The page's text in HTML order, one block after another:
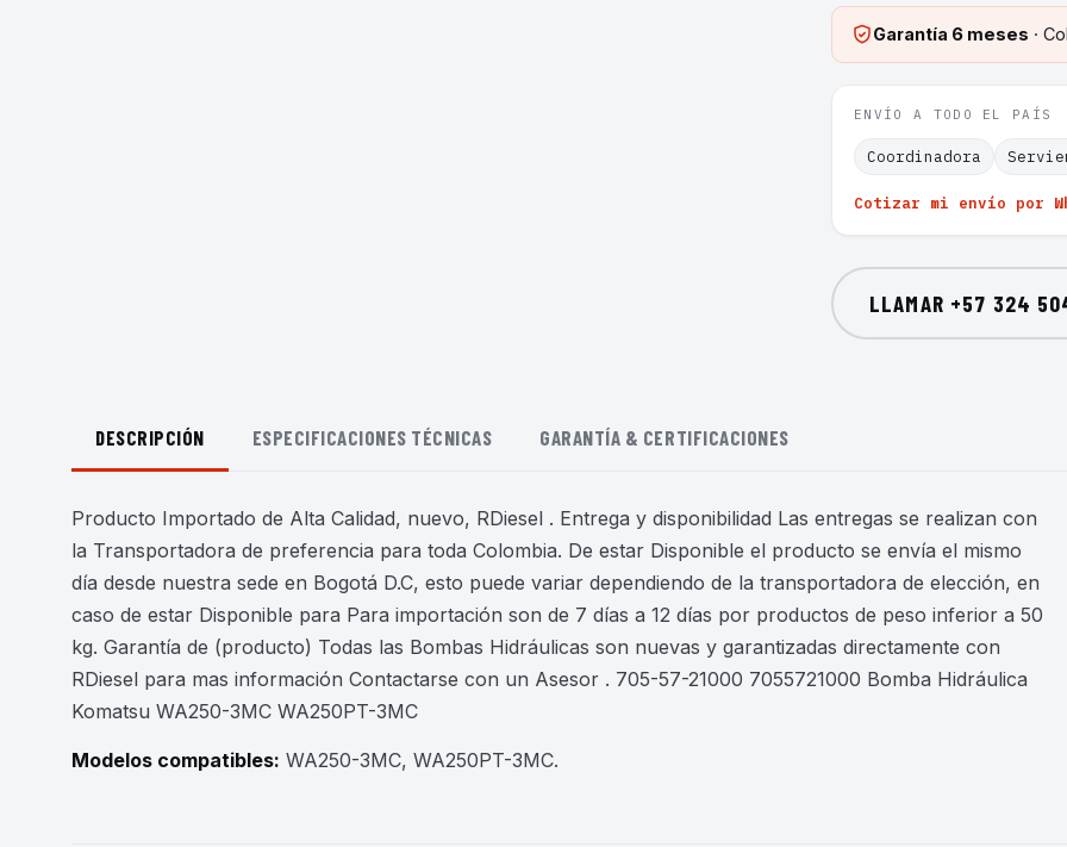
Garantía 6 meses ·
ENVÍO A TODO EL PAÍS
Coordinadora
Cotizar mi envío por
LLAMAR +57 324
DESCRIPCIÓN ESPECIFICACIONES TÉCNICAS GARANTÍA & CERTIFICACIONES
Producto Importado de Alta Calidad, nuevo, RDiesel . Entrega y disponibilidad Las entregas se realizan con
la Transportadora de preferencia para toda Colombia. De estar Disponible el producto se envía el mismo
día desde nuestra sede en Bogotá D.C, esto puede variar dependiendo de la transportadora de elección, en
caso de estar Disponible para Para importación son de 7 días a 12 días por productos de peso inferior a 50
kg. Garantía de (producto) Todas las Bombas Hidráulicas son nuevas y garantizadas directamente con
RDiesel para mas información Contactarse con un Asesor . 705-57-21000 7055721000 Bomba Hidráulica
Komatsu WA250-3MC WA250PT-3MC
Modelos compatibles: WA250-3MC, WA250PT-3MC.